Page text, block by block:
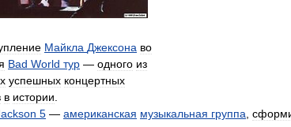
Майкла Джексона во
Bad World тур — одного из
успешных концертных
в истории
5 — американская музыкальная группа